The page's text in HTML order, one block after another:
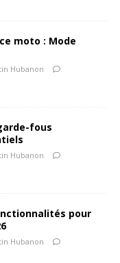
moto : Mode
Hubanon
fous
Hubanon
pour
Hubanon